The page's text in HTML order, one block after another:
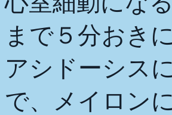
まで５分おき
アシドーシス
で、メイロン